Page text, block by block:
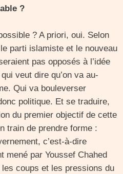
?
? A priori, oui. Selon
parti islamiste et le nouveau
pas opposés à l’idée
veut dire qu’on va au-
Qui va bouleverser
politique. Et se traduire,
du premier objectif de cette
train de prendre forme :
c’est-à-dire
mené par Youssef Chahed
coups et les pressions du